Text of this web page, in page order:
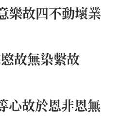
樂故四不動壞業
故無染繫故
心故於恩非恩無